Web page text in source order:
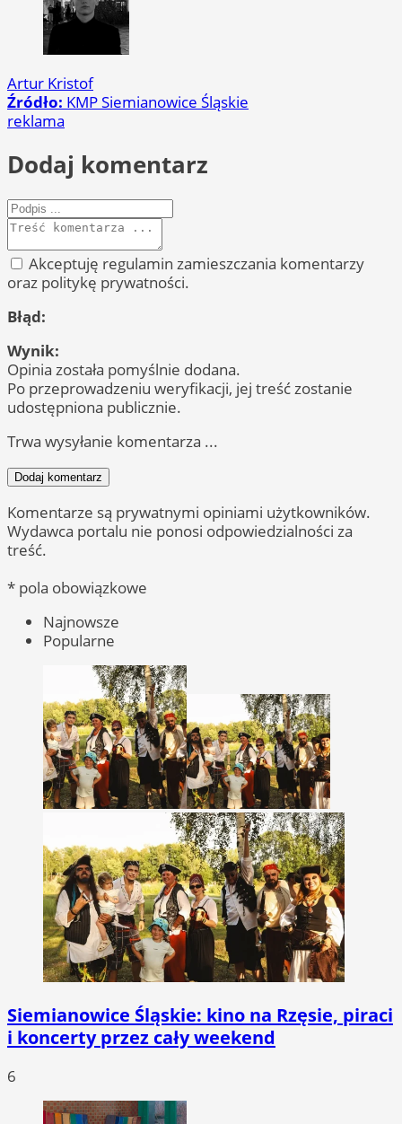
Artur Kristof
Źródło: KMP Siemianowice Śląskie
reklama
Dodaj komentarz
Akceptuję regulamin zamieszczania komentarzy
oraz politykę prywatności.
Błąd:
Wynik:
Opinia została pomyślnie dodana.
Po przeprowadzeniu weryfikacji, jej treść zostanie
udostępniona publicznie.
Trwa wysyłanie komentarza ...
Dodaj komentarz
Komentarze są prywatnymi opiniami użytkowników.
Wydawca portalu nie ponosi odpowiedzialności za
treść.
* pola obowiązkowe
Najnowsze
Popularne
Siemianowice Śląskie: kino na Rzęsie, piraci
i koncerty przez cały weekend
6